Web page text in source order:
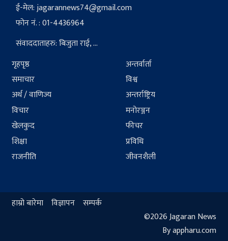
ई-मेल:jagarannews74@gmail.com
फोन नं. : 01-4436964
संवाददाताहरु: बिजुता राई, ...
गृहपृष्ठ
समाचार
अर्थ / वाणिज्य
विचार
खेलकुद
शिक्षा
राजनीति
अन्तर्वार्ता
विश्व
अन्तर्राष्ट्रिय
मनोरञ्जन
फीचर
प्रविधि
जीवनशैली
हाम्रो बारेमा विज्ञापन सम्पर्क
©2026 Jagaran News
By appharu.com